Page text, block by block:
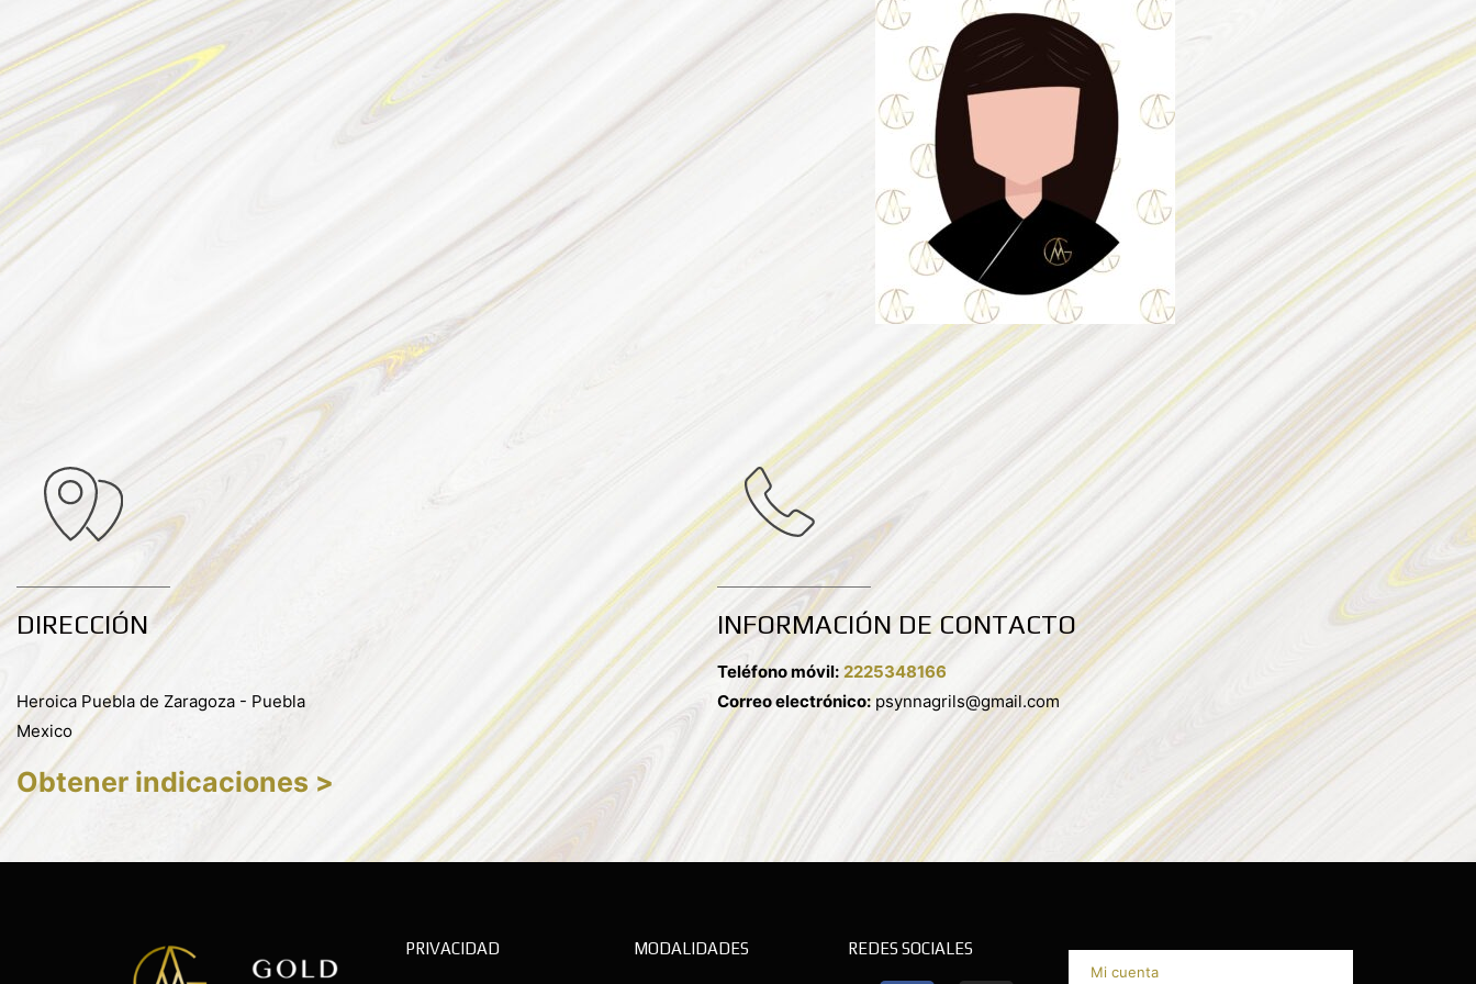
DIRECCIÓN
Heroica Puebla de Zaragoza - Puebla
Mexico
Obtener indicaciones >
INFORMACIÓN DE CONTACTO
Teléfono móvil: 2225348166
Correo electrónico:psynnagrils@gmail.com
PRIVACIDAD MODALIDADES REDES SOCIALES
Mi cuenta